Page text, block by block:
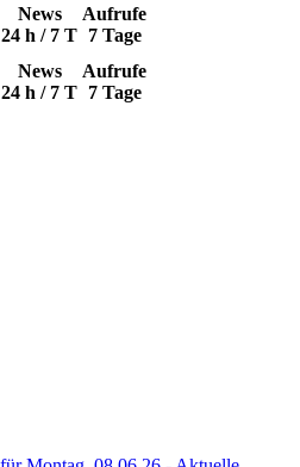
News
24 h / 7 T
Aufrufe
7 Tage
News
24 h / 7 T
Aufrufe
7 Tage